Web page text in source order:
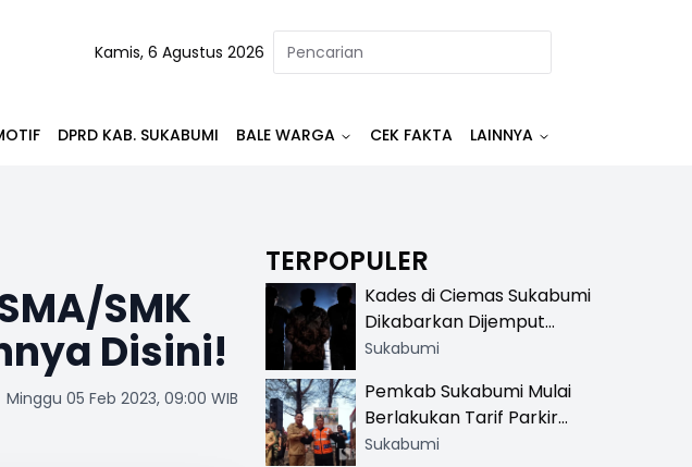
Kamis, 6 Agustus 2026
DPRD KAB. SUKABUMI BALE WARGA CEK FAKTA LAINNYA
SMK
Disini!
Minggu 05 Feb 2023, 09:00 WIB
TERPOPULER
Kades di Ciemas Sukabumi
Dikabarkan Dijemput
Satnarkoba, Polisi
Sukabumi
Pemkab Sukabumi Mulai
Berlakukan Tarif Parkir
Resmi di 13 Lokasi Wisata,
Sukabumi